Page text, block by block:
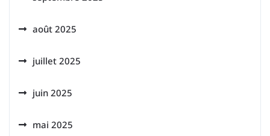
août 2025
juillet 2025
juin 2025
mai 2025